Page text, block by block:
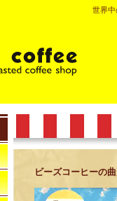
世界
ビーズコーヒーの